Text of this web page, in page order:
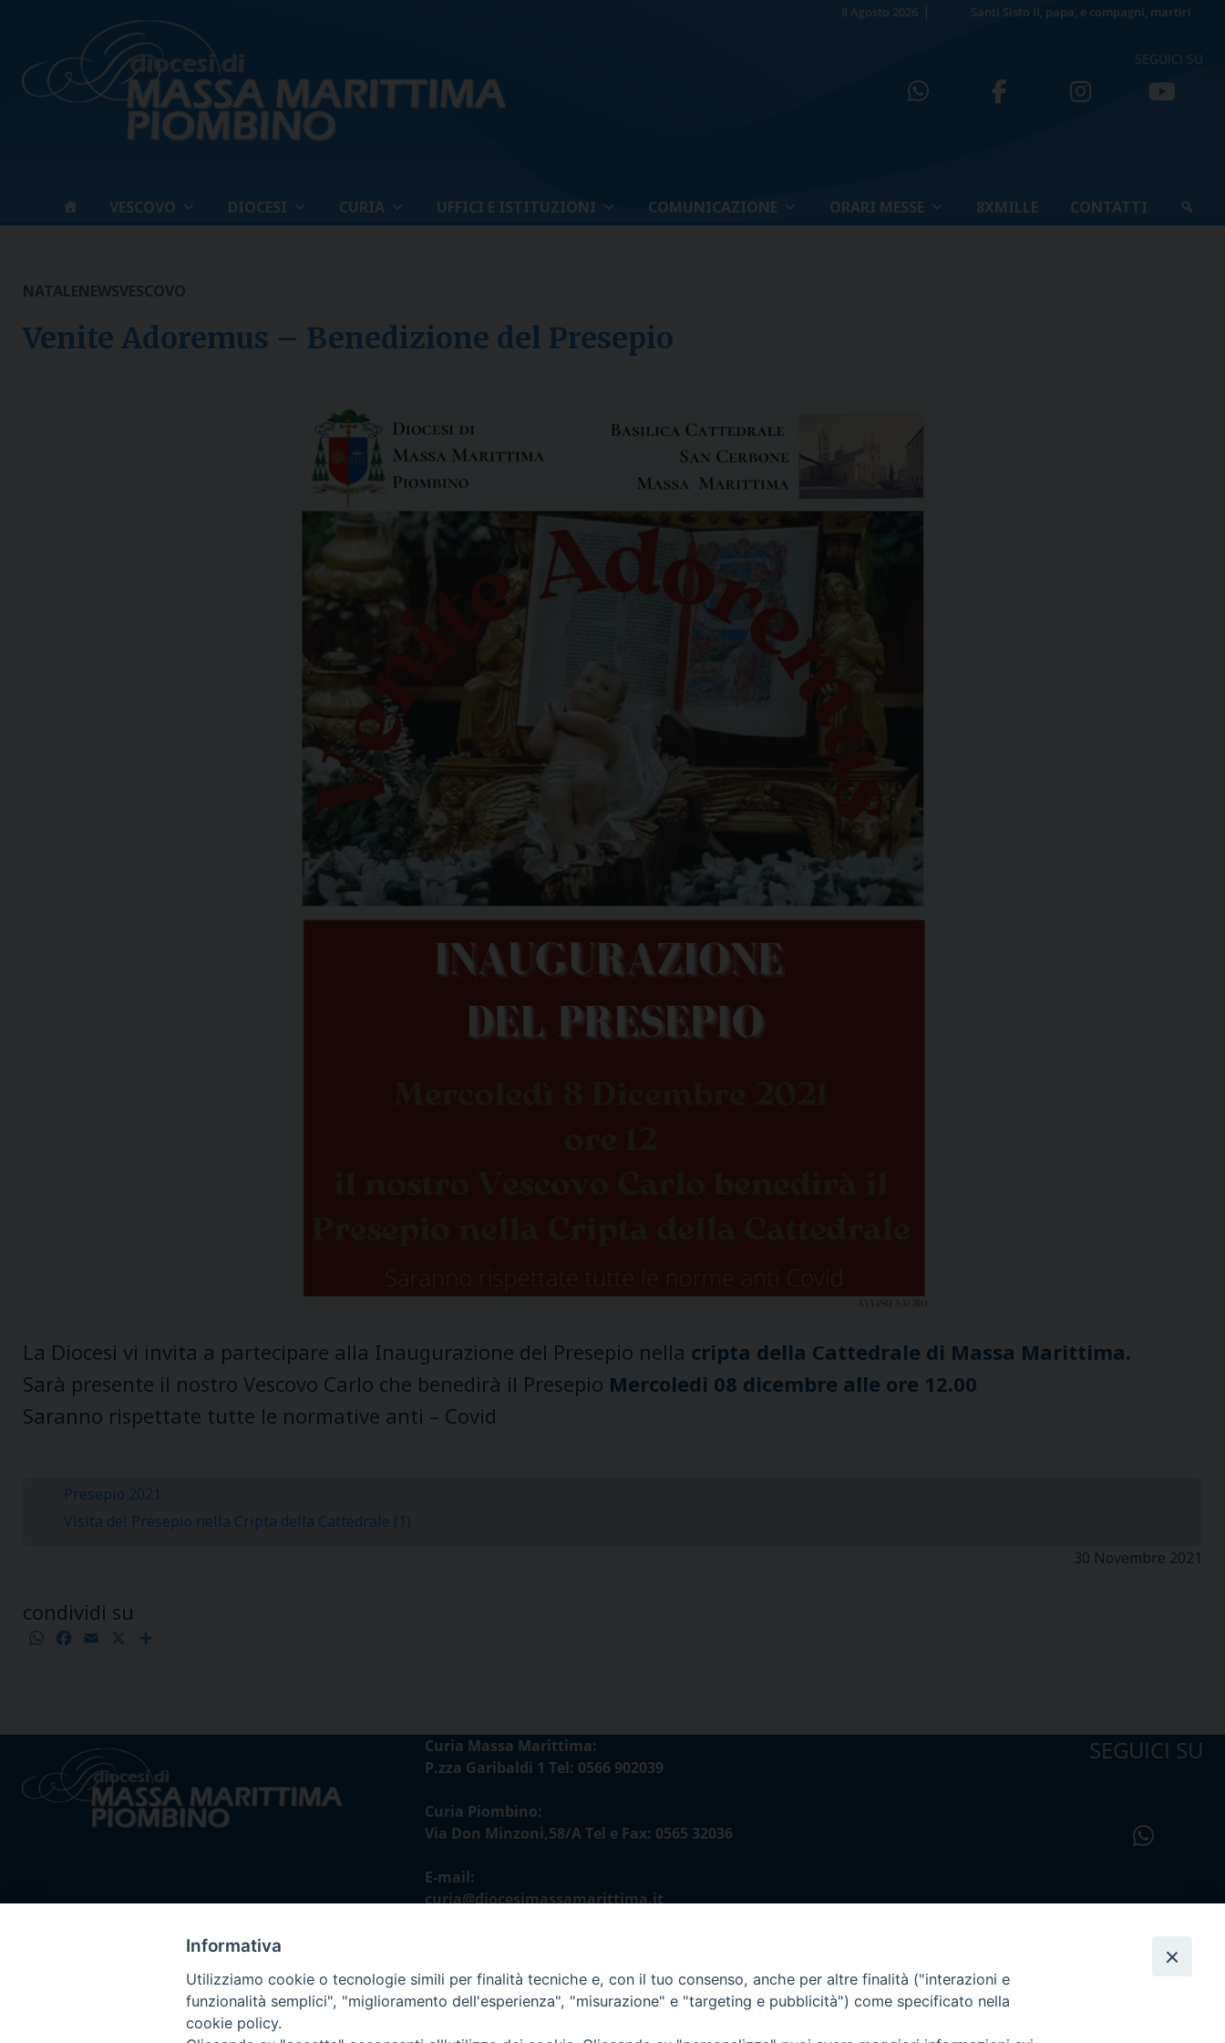
8 Agosto 2026 Santi Sisto II, papa, e compagni, martiri
SEGUICI SU
VESCOVO DIOCESI CURIA UFFICI E ISTITUZIONI COMUNICAZIONE ORARI MESSE 8XMILLE CONTATTI
NATALENEWSVESCOVO
Venite Adoremus – Benedizione del Presepio
La Diocesi vi invita a partecipare alla Inaugurazione del Presepio nella cripta della Cattedrale di Massa Marittima.
Sarà presente il nostro Vescovo Carlo che benedirà il Presepio Mercoledì 08 dicembre alle ore 12.00
Saranno rispettate tutte le normative anti – Covid
Presepio 2021
Visita del Presepio nella Cripta della Cattedrale (1)
30 Novembre 2021
condividi su
WhatsApp
Facebook
Email
Curia Massa Marittima:
P.zza Garibaldi 1 Tel: 0566 902039
Curia Piombino:
Via Don Minzoni,58/A Tel e Fax: 0565 32036
E-mail:
curia@diocesimassamarittima.it
SEGUICI SU
Informativa
Utilizziamo cookie o tecnologie simili per finalità tecniche e, con il tuo consenso, anche per altre finalità ("interazioni e
funzionalità semplici", "miglioramento dell'esperienza", "misurazione" e "targeting e pubblicità") come specificato nella
cookie policy.